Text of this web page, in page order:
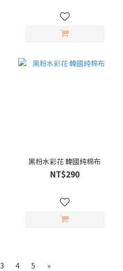
黑粉水彩花 韓國純棉布
NT$290
3 4 5 »